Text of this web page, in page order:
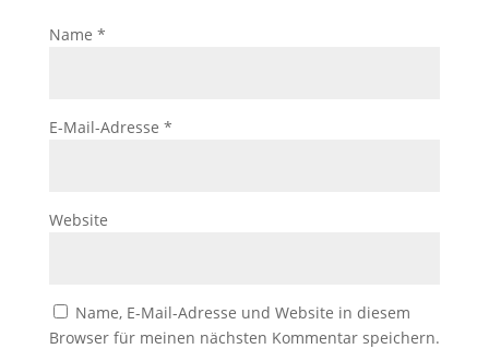
Name *
E-Mail-Adresse *
Website
Name, E-Mail-Adresse und Website in diesem
Browser für meinen nächsten Kommentar speichern.